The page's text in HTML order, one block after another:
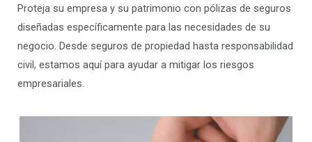
Proteja su empresa y su patrimonio con pólizas de seguros
diseñadas específicamente para las necesidades de su
negocio. Desde seguros de propiedad hasta responsabilidad
civil, estamos aquí para ayudar a mitigar los riesgos
empresariales.